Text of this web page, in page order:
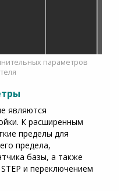
параметров
являются
К расширенным
пределы для
предела,
базы, а также
и переключением